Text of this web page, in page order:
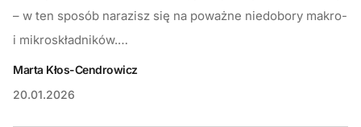
– w ten sposób narazisz się na poważne niedobory makro-
i mikroskładników.…
Marta Kłos-Cendrowicz
20.01.2026